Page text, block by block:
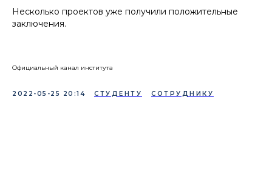
Несколько проектов уже получили положительные
заключения.
Официальный канал института
2022-05-25 20:14 СТУДЕНТУ СОТРУДНИКУ